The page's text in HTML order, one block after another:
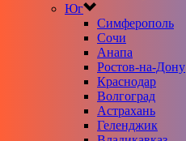
Юг
Симферополь
Сочи
Анапа
Ростов-на-Дону
Краснодар
Волгоград
Астрахань
Геленджик